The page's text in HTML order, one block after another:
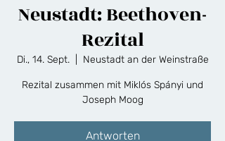
Neustadt: Beethoven-
Rezital
Di., 14. Sept.
  |
Neustadt an der Weinstraße
Rezital zusammen mit Miklós Spányi und
Joseph Moog
Antworten